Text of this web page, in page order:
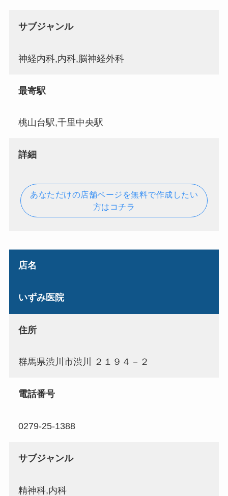
サブジャンル
神経内科,内科,脳神経外科
最寄駅
桃山台駅,千里中央駅
詳細
あなただけの店舗ページを無料で作成したい
方はコチラ
店名
いずみ医院
住所
群馬県渋川市渋川 ２１９４－２
電話番号
0279-25-1388
サブジャンル
精神科,内科